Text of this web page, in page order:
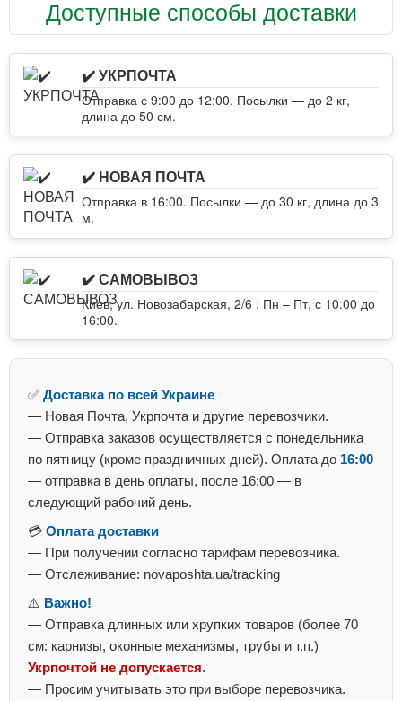
Доступные способы доставки
✔️ УКРПОЧТА
Отправка с 9:00 до 12:00. Посылки — до 2 кг,
длина до 50 см.
✔️ НОВАЯ ПОЧТА
Отправка в 16:00. Посылки — до 30 кг, длина до 3
м.
✔️ САМОВЫВОЗ
Киев, ул. Новозабарская, 2/6 : Пн – Пт, с 10:00 до
16:00.
✅ Доставка по всей Украине
— Новая Почта, Укрпочта и другие перевозчики.
— Отправка заказов осуществляется с понедельника
по пятницу (кроме праздничных дней). Оплата до 16:00
— отправка в день оплаты, после 16:00 — в
следующий рабочий день.
💳 Оплата доставки
— При получении согласно тарифам перевозчика.
— Отслеживание: novaposhta.ua/tracking
⚠️ Важно!
— Отправка длинных или хрупких товаров (более 70
см: карнизы, оконные механизмы, трубы и т.п.)
Укрпочтой не допускается.
— Просим учитывать это при выборе перевозчика.